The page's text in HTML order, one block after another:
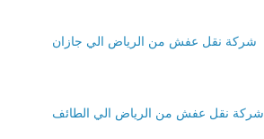
شركة نقل عفش من الرياض الي جازان
شركة نقل عفش من الرياض الي الطائف